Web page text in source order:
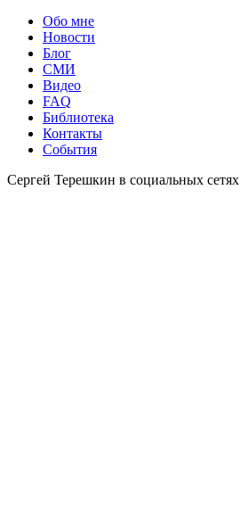
Обо мне
Новости
Блог
СМИ
Видео
FAQ
Библиотека
Контакты
События
Сергей Терешкин в социальных сетях